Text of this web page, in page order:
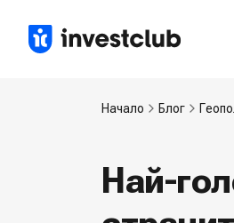
Начало Блог
Най-